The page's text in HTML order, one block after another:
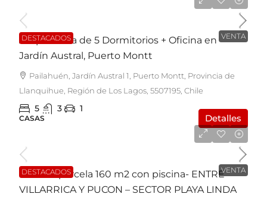
DESTACADOS VENTA
Amplia Casa de 5 Dormitorios + Oficina en
Jardín Austral, Puerto Montt
Pailahuén, Jardín Austral 1, Puerto Montt, Provincia de
Llanquihue, Región de Los Lagos, 5507195, Chile
5 3 1
CASAS Detalles
DESTACADOS VENTA
Casa en parcela 160 m2 con piscina- ENTRE
VILLARRICA Y PUCON – SECTOR PLAYA LINDA